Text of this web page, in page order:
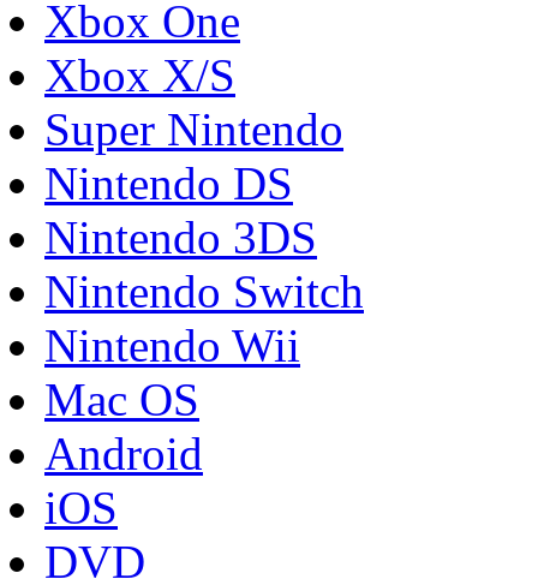
Xbox One
Xbox X/S
Super Nintendo
Nintendo DS
Nintendo 3DS
Nintendo Switch
Nintendo Wii
Mac OS
Android
iOS
DVD